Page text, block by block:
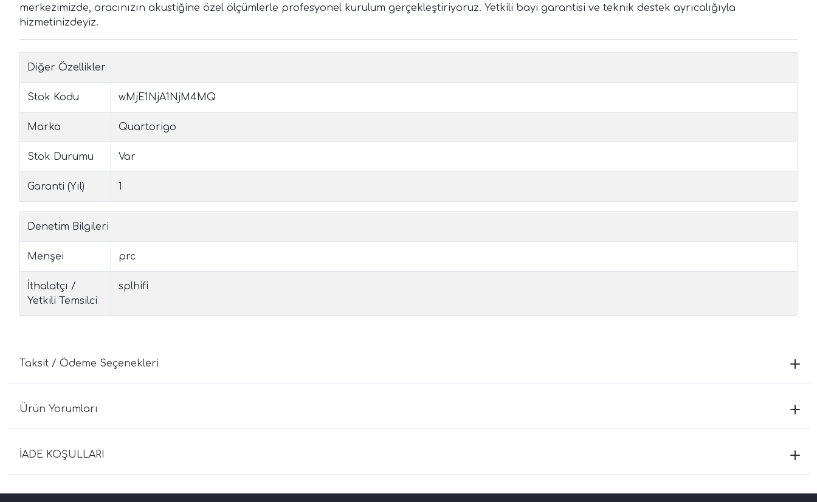
merkezimizde, aracınızın akustiğine özel ölçümlerle profesyonel kurulum gerçekleştiriyoruz. Yetkili bayi garantisi ve teknik destek ayrıcalığıyla
hizmetinizdeyiz.
Diğer Özellikler
Stok Kodu wMjE1NjA1NjM4MQ
Marka Quartorigo
Stok Durumu Var
Garanti (Yıl) 1
Denetim Bilgileri
Menşei prc
İthalatçı /
Yetkili Temsilci
splhifi
Taksit / Ödeme Seçenekleri
Ürün Yorumları
İADE KOŞULLARI